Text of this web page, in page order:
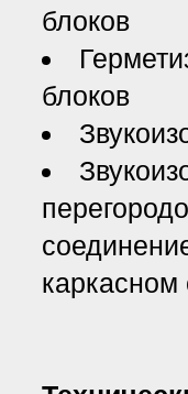
блоков
блоков
каркасном